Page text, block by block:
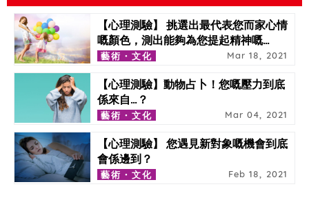
【心理測驗】 挑選出最代表您而家心情
嘅顏色，測出能夠為您提起精神嘅…
藝術・文化 Mar 18, 2021
【心理測驗】動物占卜！您嘅壓力到底
係來自…？
藝術・文化 Mar 04, 2021
【心理測驗】 您遇見新對象嘅機會到底
會係邊到？
藝術・文化 Feb 18, 2021